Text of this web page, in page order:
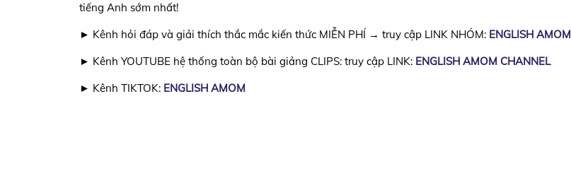
tiếng Anh sớm nhất!
► Kênh hỏi đáp và giải thích thắc mắc kiến thức MIỄN PHÍ → truy cập LINK NHÓM: ENGLISH AMOM
► Kênh YOUTUBE hệ thống toàn bộ bài giảng CLIPS: truy cập LINK: ENGLISH AMOM CHANNEL
► Kênh TIKTOK: ENGLISH AMOM